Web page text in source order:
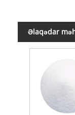
Əlaqədar